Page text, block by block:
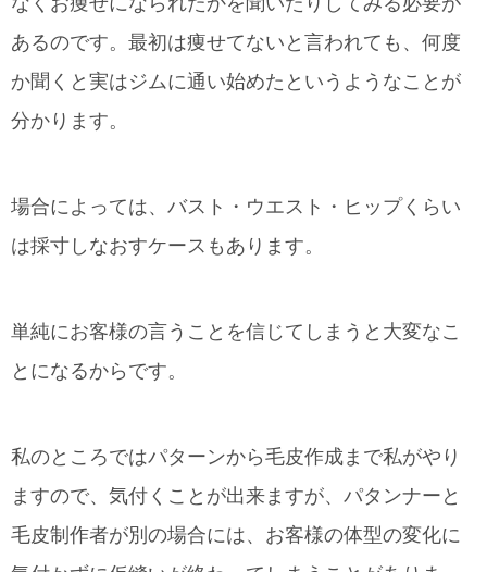
あるのです。最初は痩せてないと言われても、何度
か聞くと実はジムに通い始めたというようなことが
分かります。
場合によっては、バスト・ウエスト・ヒップくらい
は採寸しなおすケースもあります。
単純にお客様の言うことを信じてしまうと大変なこ
とになるからです。
私のところではパターンから毛皮作成まで私がやり
ますので、気付くことが出来ますが、パタンナーと
毛皮制作者が別の場合には、お客様の体型の変化に